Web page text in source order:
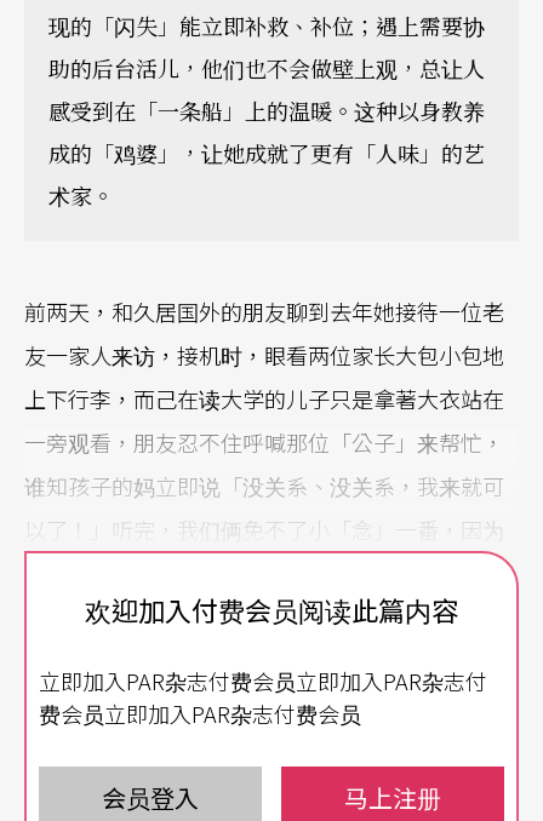
现的「闪失」能立即补救、补位；遇上需要协
助的后台活儿，他们也不会做壁上观，总让人
感受到在「一条船」上的温暖。这种以身教养
成的「鸡婆」，让她成就了更有「人味」的艺
术家。
前两天，和久居国外的朋友聊到去年她接待一位老
友一家人来访，接机时，眼看两位家长大包小包地
上下行李，而己在读大学的儿子只是拿著大衣站在
一旁观看，朋友忍不住呼喊那位「公子」来帮忙，
谁知孩子的妈立即说「没关系、没关系，我来就可
以了！」听完，我们俩免不了小「念」一番，因为
我们这些从事艺术工作的人都是超「鸡婆」和热血
的，看到不「抢」著做事的人免不了会有点OOXX，
严格身教带出有人味的艺术家
像有位管理近乎严苛的高中舞蹈班主任，有时「碎
欢迎加入付费会员阅读此篇内容
立即加入PAR杂志付费会员立即加入PAR杂志付
费会员立即加入PAR杂志付费会员
会员登入 马上注册